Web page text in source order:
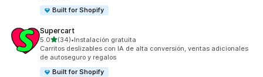
Built for Shopify
Supercart
5.0de 5 estrellas
(34)
34 reseñas en total
•Instalación gratuita
Carritos deslizables con IA de alta conversión, ventas adicionales
de autoseguro y regalos
Built for Shopify